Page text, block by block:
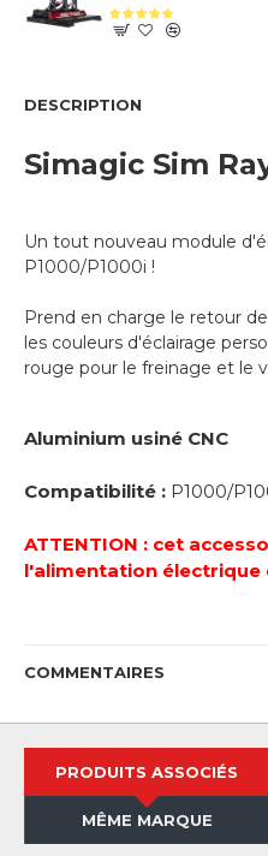
DESCRIPTION
Simagic Sim
Un tout nouveau module
P1000/P1000i !
Prend en charge le retour
les couleurs d'éclairage
rouge pour le freinage et le
Aluminium usiné CNC
Compatibilité : P1000/
ATTENTION : cet
l'alimentation électrique
COMMENTAIRES
PRODUITS ASSOCIÉS
MÊME MARQUE